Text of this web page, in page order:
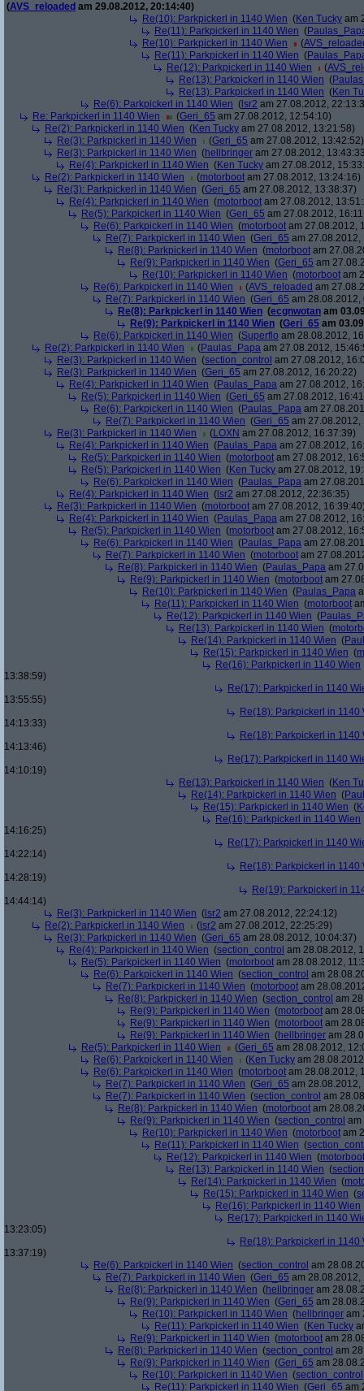
(AVS_reloaded am 29.08.2012, 20:14:40)
Re(10): Parkpickerl in 1140 Wien (Ken Tucky am
Re(11): Parkpickerl in 1140 Wien (
Re(10): Parkpickerl in 1140 Wien
(
Re(11): Parkpickerl in 1140 Wien (
Re(12): Parkpickerl in 1140 Wien
(
Re(13): Parkpickerl in 1140 Wien (
Re(13): Parkpickerl in 1140 Wien (Ken
Re(6): Parkpickerl in 1140 Wien ( lsr2 am 27.08.2012,
Re: Parkpickerl in 1140 Wien
(Geri_65 am 27.08.2012, 12:54:10)
Re(2): Parkpickerl in 1140 Wien (Ken Tucky am 27.08.2012, 13:21:58)
Re(3): Parkpickerl in 1140 Wien
(Geri_65 am 27.08.2012, 13:42:52)
Re(3): Parkpickerl in 1140 Wien (hellbringer am 27.08.2012,
Re(4): Parkpickerl in 1140 Wien (Ken Tucky am 27.08.2012,
Re(2): Parkpickerl in 1140 Wien
(motorboot am 27.08.2012, 13:24:16)
Re(3): Parkpickerl in 1140 Wien (Geri_65 am 27.08.2012, 13:38:37)
Re(4): Parkpickerl in 1140 Wien (motorboot am 27.08.2012,
Re(5): Parkpickerl in 1140 Wien (Geri_65 am 27.08.2012,
Re(6): Parkpickerl in 1140 Wien (motorboot am 27.08.2012,
Re(7): Parkpickerl in 1140 Wien (Geri_65 am 27.08.2012,
Re(8): Parkpickerl in 1140 Wien (motorboot am
Re(9): Parkpickerl in 1140 Wien (Geri_65 am
Re(10): Parkpickerl in 1140 Wien (motorboot am
Re(6): Parkpickerl in 1140 Wien
(AVS_reloaded am
Re(7): Parkpickerl in 1140 Wien (Geri_65 am 28.08.2012,
Re(8): Parkpickerl in 1140 Wien (ecgnwotan am
Re(9): Parkpickerl in 1140 Wien (Geri_65 am
Re(6): Parkpickerl in 1140 Wien (Superflo am 28.08.2012,
Re(2): Parkpickerl in 1140 Wien
(Paulas_Papa am 27.08.2012,
Re(3): Parkpickerl in 1140 Wien (section_control am 27.08.2012,
Re(3): Parkpickerl in 1140 Wien (Geri_65 am 27.08.2012, 16:20:22)
Re(4): Parkpickerl in 1140 Wien (Paulas_Papa am 27.08.2012,
Re(5): Parkpickerl in 1140 Wien (Geri_65 am 27.08.2012,
Re(6): Parkpickerl in 1140 Wien (Paulas_Papa am
Re(7): Parkpickerl in 1140 Wien (Geri_65 am 27.08.2012,
Re(3): Parkpickerl in 1140 Wien
(LOXN am 27.08.2012, 16:37:39)
Re(4): Parkpickerl in 1140 Wien (Paulas_Papa am 27.08.2012,
Re(5): Parkpickerl in 1140 Wien (motorboot am 27.08.2012,
Re(5): Parkpickerl in 1140 Wien (Ken Tucky am 27.08.2012,
Re(6): Parkpickerl in 1140 Wien (Paulas_Papa am
Re(4): Parkpickerl in 1140 Wien ( lsr2 am 27.08.2012, 22:36:35)
Re(3): Parkpickerl in 1140 Wien (motorboot am 27.08.2012,
Re(4): Parkpickerl in 1140 Wien (Paulas_Papa am 27.08.2012,
Re(5): Parkpickerl in 1140 Wien (motorboot am 27.08.2012,
Re(6): Parkpickerl in 1140 Wien (Paulas_Papa am
Re(7): Parkpickerl in 1140 Wien (motorboot am
Re(8): Parkpickerl in 1140 Wien (Paulas_Papa am
Re(9): Parkpickerl in 1140 Wien (motorboot am
Re(10): Parkpickerl in 1140 Wien (Paulas_Papa
Re(11): Parkpickerl in 1140 Wien (motorboot
Re(12): Parkpickerl in 1140 Wien (
Re(13): Parkpickerl in 1140 Wien (
Re(14): Parkpickerl in 1140 Wien (
Re(15): Parkpickerl in 1140 Wien (
Re(16): Parkpickerl in 1140 Wien
13:38:59)
Re(17): Parkpickerl in 1140
13:55:55)
Re(18): Parkpickerl in 1140
14:13:33)
Re(18): Parkpickerl in 1140
14:13:46)
Re(17): Parkpickerl in 1140
14:10:19)
Re(13): Parkpickerl in 1140 Wien (Ken
Re(14): Parkpickerl in 1140 Wien (
Re(15): Parkpickerl in 1140 Wien (
Re(16): Parkpickerl in 1140 Wien
14:16:25)
Re(17): Parkpickerl in 1140
14:22:14)
Re(18): Parkpickerl in 1140
14:28:19)
Re(19): Parkpickerl in
14:44:14)
Re(3): Parkpickerl in 1140 Wien ( lsr2 am 27.08.2012, 22:24:12)
Re(2): Parkpickerl in 1140 Wien
( lsr2 am 27.08.2012, 22:25:29)
Re(3): Parkpickerl in 1140 Wien (Geri_65 am 28.08.2012, 10:04:37)
Re(4): Parkpickerl in 1140 Wien (section_control am 28.08.2012,
Re(5): Parkpickerl in 1140 Wien (motorboot am 28.08.2012,
Re(6): Parkpickerl in 1140 Wien (section_control am
Re(7): Parkpickerl in 1140 Wien (motorboot am
Re(8): Parkpickerl in 1140 Wien (section_control am
Re(9): Parkpickerl in 1140 Wien (motorboot am
Re(9): Parkpickerl in 1140 Wien (motorboot am
Re(9): Parkpickerl in 1140 Wien (hellbringer am
Re(5): Parkpickerl in 1140 Wien
(Geri_65 am 28.08.2012,
Re(6): Parkpickerl in 1140 Wien
(Ken Tucky am
Re(6): Parkpickerl in 1140 Wien (motorboot am 28.08.2012,
Re(7): Parkpickerl in 1140 Wien (Geri_65 am 28.08.2012,
Re(7): Parkpickerl in 1140 Wien (section_control am
Re(8): Parkpickerl in 1140 Wien (motorboot am
Re(9): Parkpickerl in 1140 Wien (section_control am
Re(10): Parkpickerl in 1140 Wien (motorboot am
Re(11): Parkpickerl in 1140 Wien (
Re(12): Parkpickerl in 1140 Wien (motorboot
Re(13): Parkpickerl in 1140 Wien (
Re(14): Parkpickerl in 1140 Wien (
Re(15): Parkpickerl in 1140 Wien (
Re(16): Parkpickerl in 1140 Wien
Re(17): Parkpickerl in 1140
13:23:05)
Re(18): Parkpickerl in 1140
13:37:19)
Re(6): Parkpickerl in 1140 Wien (section_control am
Re(7): Parkpickerl in 1140 Wien (Geri_65 am 28.08.2012,
Re(8): Parkpickerl in 1140 Wien (hellbringer am
Re(9): Parkpickerl in 1140 Wien (Geri_65 am
Re(10): Parkpickerl in 1140 Wien (hellbringer am
Re(11): Parkpickerl in 1140 Wien (Ken Tucky
Re(9): Parkpickerl in 1140 Wien (motorboot am
Re(8): Parkpickerl in 1140 Wien (section_control am
Re(9): Parkpickerl in 1140 Wien (Geri_65 am
Re(10): Parkpickerl in 1140 Wien (section_control
Re(11): Parkpickerl in 1140 Wien (Geri_65 am